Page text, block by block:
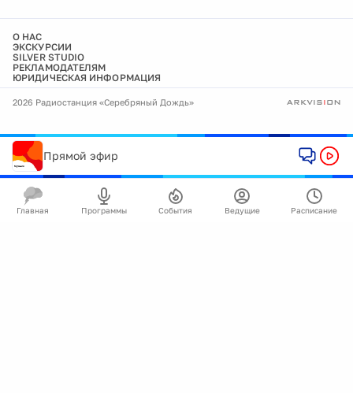
О НАС
ЭКСКУРСИИ
SILVER STUDIO
РЕКЛАМОДАТЕЛЯМ
ЮРИДИЧЕСКАЯ ИНФОРМАЦИЯ
2026 Радиостанция «Серебряный Дождь»
Прямой эфир
Главная Программы События Ведущие Расписание